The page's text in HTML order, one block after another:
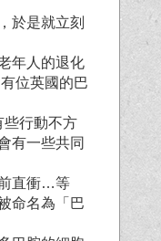
於是就立刻
年人的退化
位英國的巴
些行動不方
有一些共同
直衝…等
命名為「巴